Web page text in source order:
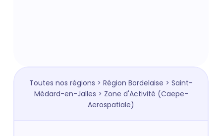
Toutes nos régions > Région Bordelaise > Saint-
Médard-en-Jalles > Zone d'Activité (Caepe-
Aerospatiale)